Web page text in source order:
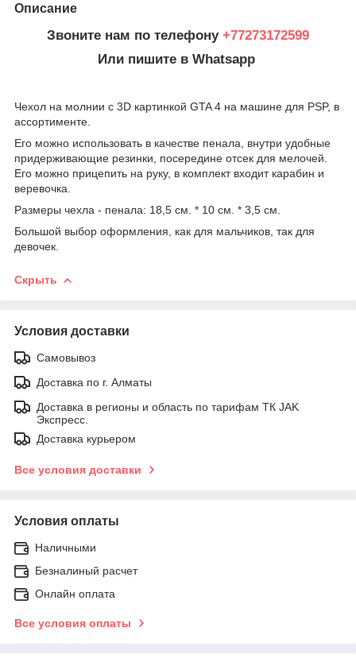
Описание
Звоните нам по телефону +77273172599
Или пишите в Whatsapp
Чехол на молнии с 3D картинкой GTA 4 на машине для PSP, в
ассортименте.
Его можно использовать в качестве пенала, внутри удобные
придерживающие резинки, посередине отсек для мелочей.
Его можно прицепить на руку, в комплект входит карабин и
веревочка.
Размеры чехла - пенала: 18,5 см. * 10 см. * 3,5 см.
Большой выбор оформления, как для мальчиков, так для
девочек.
Скрыть
Условия доставки
Самовывоз
Доставка по г. Алматы
Доставка в регионы и область по тарифам ТК JAK
Экспресс.
Доставка курьером
Все условия доставки
Условия оплаты
Наличными
Безналиный расчет
Онлайн оплата
Все условия оплаты